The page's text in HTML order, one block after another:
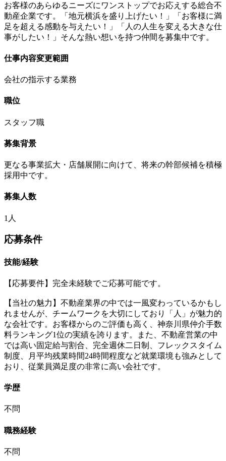
お客様のあらゆるニーズにワンストップでお応えする総合不
動産企業です。「地元横浜を盛り上げたい！」「お客様に満
足を超える感動を与えたい！」「人の人生を変える大きな仕
事がしたい！」そんな熱い想いを持つ仲間を募集中です。
仕事内容変更範囲
会社の指示する業務
職位
スタッフ職
募集背景
更なる事業拡大・店舗展開に向けて、将来の幹部候補を積極
採用中です。
募集人数
1人
応募条件
技能/経験
【応募要件】完全未経験でご応募可能です。
【当社の魅力】不動産業界の中では一風変わっているかもし
れませんが、チームワークを大切にしており「人」が魅力的
な会社です。お客様からのご評価も高く、神奈川県仲介手数
料ランキング1位の実績を誇ります。また、不動産営業の中
では高い固定給与割合、完全週休二日制、フレックスタイム
制度、月平均残業時間24時間程度など就業環境も強みとして
おり、従業員満足度の非常に高い会社です。
学歴
不問
職務経験
不問